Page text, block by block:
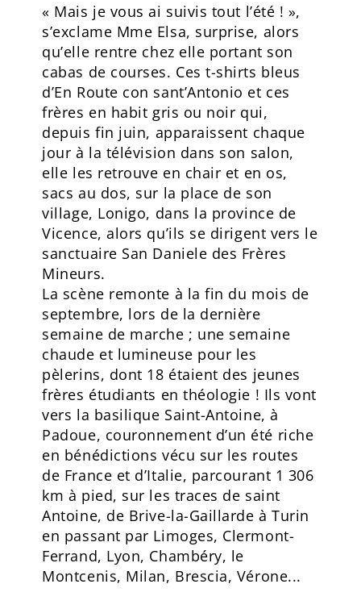
« Mais je vous ai suivis tout l’été ! »,
s’exclame Mme Elsa, surprise, alors
qu’elle rentre chez elle portant son
cabas de courses. Ces t-shirts bleus
d’En Route con sant’Antonio et ces
frères en habit gris ou noir qui,
depuis fin juin, apparaissent chaque
jour à la télévision dans son salon,
elle les retrouve en chair et en os,
sacs au dos, sur la place de son
village, Lonigo, dans la province de
Vicence, alors qu’ils se dirigent vers le
sanctuaire San Daniele des Frères
Mineurs.
La scène remonte à la fin du mois de
septembre, lors de la dernière
semaine de marche ; une semaine
chaude et lumineuse pour les
pèlerins, dont 18 étaient des jeunes
frères étudiants en théologie ! Ils vont
vers la basilique Saint-Antoine, à
Padoue, couronnement d’un été riche
en bénédictions vécu sur les routes
de France et d’Italie, parcourant 1 306
km à pied, sur les traces de saint
Antoine, de Brive-la-Gaillarde à Turin
en passant par Limoges, Clermont-
Ferrand, Lyon, Chambéry, le
Montcenis, Milan, Brescia, Vérone...